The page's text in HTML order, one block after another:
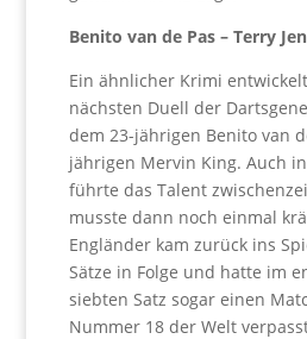
Benito van de Pas – Terry
Ein ähnlicher Krimi
nächsten Duell der
dem 23-jährigen Benito van
jährigen Mervin King. Auch
führte das Talent
musste dann noch einmal
Engländer kam zurück ins
Sätze in Folge und hatte im
siebten Satz sogar einen
Nummer 18 der Welt